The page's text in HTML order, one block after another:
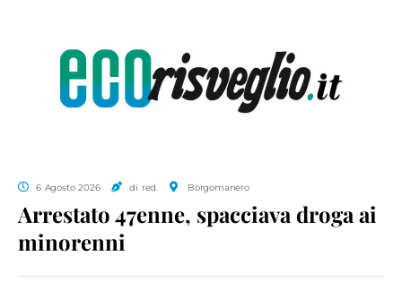
6 Agosto 2026 di red. Borgomanero
Arrestato 47enne, spacciava droga ai
minorenni